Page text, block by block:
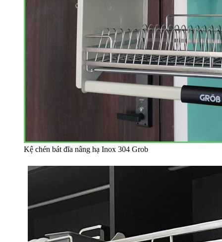
Kệ chén bát đĩa nâng hạ Inox 304 Grob